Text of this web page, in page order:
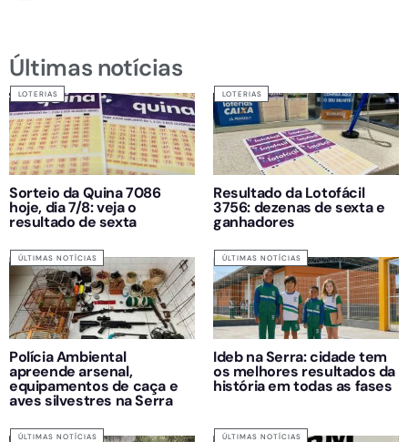
Últimas notícias
LOTERIAS
Sorteio da Quina 7086
hoje, dia 7/8: veja o
resultado de sexta
LOTERIAS
Resultado da Lotofácil
3756: dezenas de sexta e
ganhadores
ÚLTIMAS NOTÍCIAS
Polícia Ambiental
apreende arsenal,
equipamentos de caça e
aves silvestres na Serra
ÚLTIMAS NOTÍCIAS
Ideb na Serra: cidade tem
os melhores resultados da
história em todas as fases
ÚLTIMAS NOTÍCIAS ÚLTIMAS NOTÍCIAS